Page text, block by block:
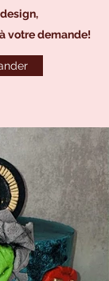
votre demande!